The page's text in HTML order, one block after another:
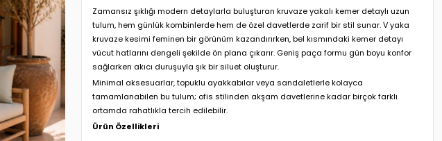
Zamansız şıklığı modern detaylarla buluşturan kruvaze yakalı kemer detaylı uzun
tulum, hem günlük kombinlerde hem de özel davetlerde zarif bir stil sunar. V yaka
kruvaze kesimi feminen bir görünüm kazandırırken, bel kısmındaki kemer detayı
vücut hatlarını dengeli şekilde ön plana çıkarır. Geniş paça formu gün boyu konfor
sağlarken akıcı duruşuyla şık bir siluet oluşturur.
Minimal aksesuarlar, topuklu ayakkabılar veya sandaletlerle kolayca
tamamlanabilen bu tulum; ofis stilinden akşam davetlerine kadar birçok farklı
ortamda rahatlıkla tercih edilebilir.
Ürün Özellikleri